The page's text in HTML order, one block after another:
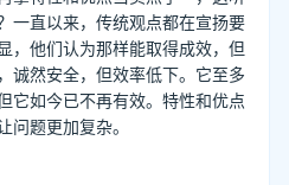
一直以来，传统观点都在宣扬要
，他们认为那样能取得成效，但
诚然安全，但效率低下。它至多
它如今已不再有效。特性和优点
题更加复杂。